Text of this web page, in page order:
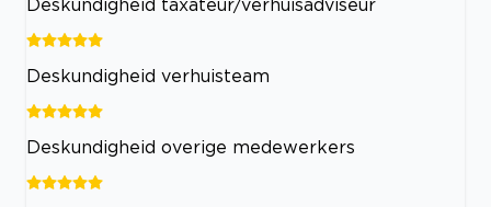
Deskundigheid taxateur/verhuisadviseur
Deskundigheid verhuisteam
Deskundigheid overige medewerkers